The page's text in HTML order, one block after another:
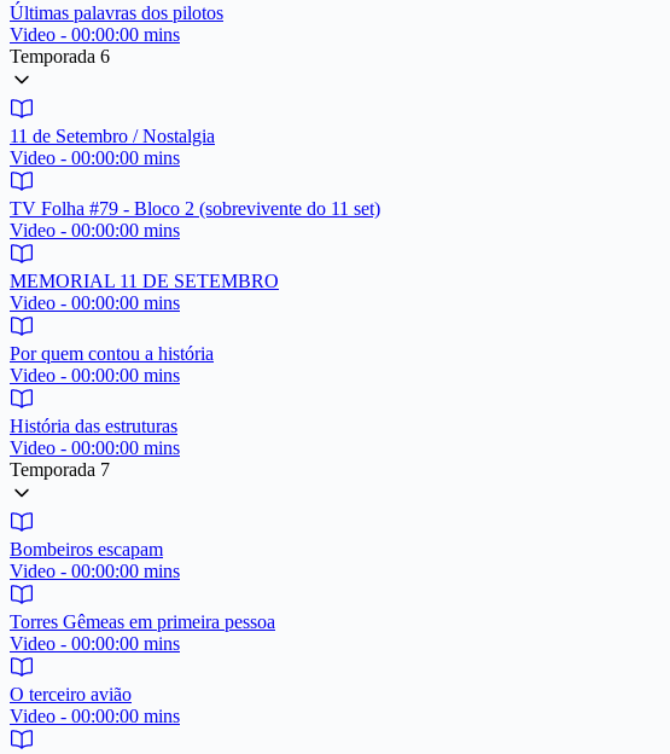
Últimas palavras dos pilotos
Video - 00:00:00 mins
Temporada 6
11 de Setembro / Nostalgia
Video - 00:00:00 mins
TV Folha #79 - Bloco 2 (sobrevivente do 11 set)
Video - 00:00:00 mins
MEMORIAL 11 DE SETEMBRO
Video - 00:00:00 mins
Por quem contou a história
Video - 00:00:00 mins
História das estruturas
Video - 00:00:00 mins
Temporada 7
Bombeiros escapam
Video - 00:00:00 mins
Torres Gêmeas em primeira pessoa
Video - 00:00:00 mins
O terceiro avião
Video - 00:00:00 mins